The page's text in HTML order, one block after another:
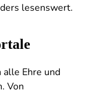
lesenswert.
alle Ehre und
Von